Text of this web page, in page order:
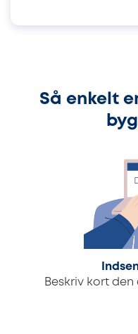
Så enkelt
Beskriv kort